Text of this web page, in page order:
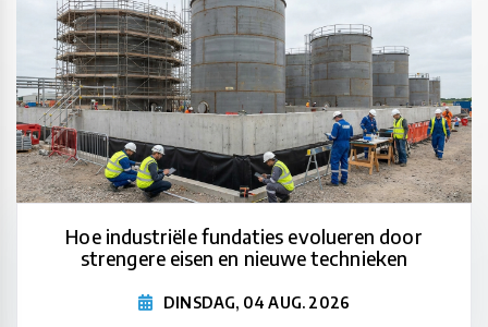
Hoe industriële fundaties evolueren door
strengere eisen en nieuwe technieken
DINSDAG, 04 AUG. 2026